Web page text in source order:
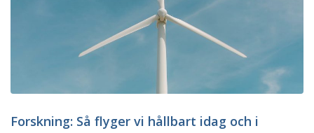
Forskning: Så flyger vi hållbart idag och i